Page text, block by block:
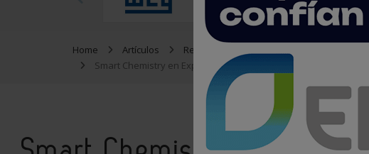
Home Artículos
Reportajes
Smart Chemistry en Expoquimia: competitividad, innovación y